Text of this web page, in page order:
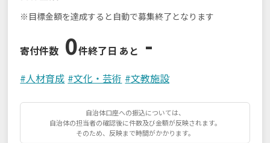
※目標金額を達成すると自動で募集終了となります
寄付件数 0件終了日 あと -
#人材育成 #文化・芸術 #文教施設
自治体口座への振込については、
自治体の担当者の確認後に件数及び金額が反映されます。
そのため、反映まで時間がかかります。